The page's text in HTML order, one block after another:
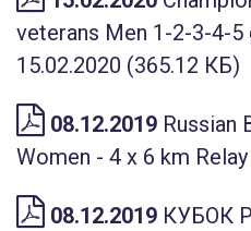
veterans Men 1-2-3-4-5
15.02.2020 (365.12 КБ)
08.12.2019 Russian
Women - 4 х 6 km
08.12.2019 КУБОК